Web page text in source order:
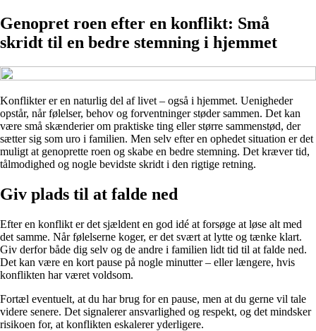
Genopret roen efter en konflikt: Små
skridt til en bedre stemning i hjemmet
Konflikter er en naturlig del af livet – også i hjemmet. Uenigheder
opstår, når følelser, behov og forventninger støder sammen. Det kan
være små skænderier om praktiske ting eller større sammenstød, der
sætter sig som uro i familien. Men selv efter en ophedet situation er det
muligt at genoprette roen og skabe en bedre stemning. Det kræver tid,
tålmodighed og nogle bevidste skridt i den rigtige retning.
Giv plads til at falde ned
Efter en konflikt er det sjældent en god idé at forsøge at løse alt med
det samme. Når følelserne koger, er det svært at lytte og tænke klart.
Giv derfor både dig selv og de andre i familien lidt tid til at falde ned.
Det kan være en kort pause på nogle minutter – eller længere, hvis
konflikten har været voldsom.
Fortæl eventuelt, at du har brug for en pause, men at du gerne vil tale
videre senere. Det signalerer ansvarlighed og respekt, og det mindsker
risikoen for, at konflikten eskalerer yderligere.